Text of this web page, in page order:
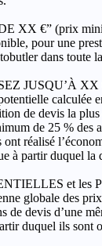
XX €” (prix
pour une
dans toute
JUSQU’À XX
calculée
de devis la plus
de 25 % des
réalisé
à partir duquel la
et les
globale des
de devis d’une
duquel ils sont